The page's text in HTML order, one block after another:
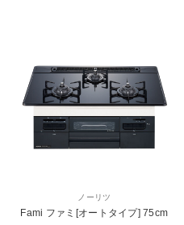
ノーリツ
Fami ファミ[オートタイプ] 75cm